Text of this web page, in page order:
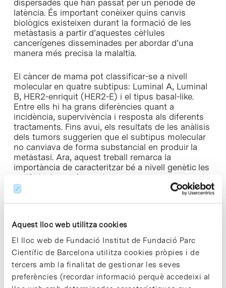
Aquest lloc web utilitza cookies
El lloc web de Fundació Institut de Fundació Parc
Científic de Barcelona utilitza cookies pròpies i de
tercers amb la finalitat de gestionar les seves
preferències (recordar informació perquè accedeixi al
dispersades que han passat per un període de
latència. És important conèixer quins canvis
biològics existeixen durant la formació de les
metàstasis a partir d’aquestes cèl·lules
cancerígenes disseminades per abordar d’una
manera més precisa la malaltia.
El càncer de mama pot classificar-se a nivell
molecular en quatre subtipus: Luminal A, Luminal
B, HER2-enriquit (HER2-E) i el tipus basal-like.
Entre ells hi ha grans diferències quant a
incidència, supervivència i resposta als diferents
tractaments. Fins avui, els resultats de les anàlisis
dels tumors suggerien que el subtipus molecular
no canviava de forma substancial en produir la
metàstasi. Ara, aquest treball remarca la
importància de caracteritzar bé a nivell genètic les
metàstasis en càncer de mama.
tumor inicial i les metàstasis. Van observar que,
encara que en la major part dels casos el subtipus
molecular es manté quan apareix la metàstasi, no
passa el mateix en un subtipus concret, el
Luminal A, el qual es converteix en Luminal B o
HER2- I en el 55% dels casos.